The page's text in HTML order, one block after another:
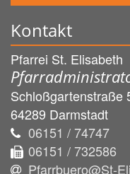
Kontakt
Pfarrei St. Elisabeth
Schloßgartenstraße
64289 Darmstadt
06151 / 74747
06151 / 732586
Pfarrbuero@St-